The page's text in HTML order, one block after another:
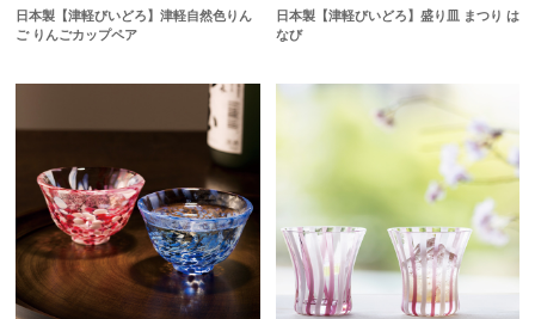
日本製【津軽びいどろ】津軽自然色りん
ご りんごカップペア
日本製【津軽びいどろ】盛り皿 まつり は
なび